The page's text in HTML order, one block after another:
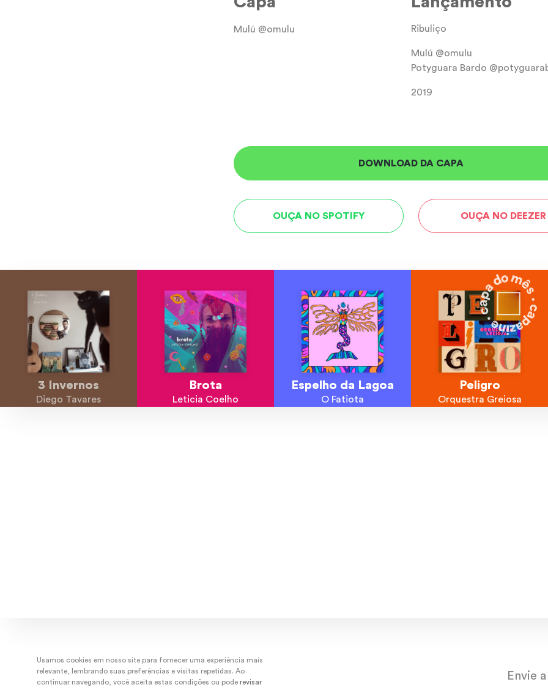
Mulú @omulu Ribuliço
Mulú @omulu
Potyguara Bardo
2019
DOWNLOAD DA CAPA
OUÇA NO SPOTIFY OUÇA NO DEEZER
3 Invernos
Diego Tavares
Brota
Leticia Coelho
Espelho da Lagoa
O Fatiota
Peligro
Orquestra Greiosa
Usamos cookies em nosso site para fornecer uma experiência mais
relevante, lembrando suas preferências e visitas repetidas. Ao
continuar navegando, você aceita estas condições ou pode revisar
Envie